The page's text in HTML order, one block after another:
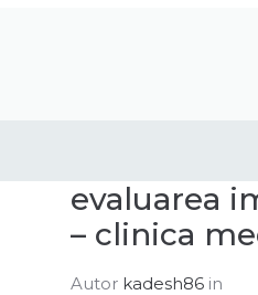
evaluarea
– clinica
Autor kadesh86 in